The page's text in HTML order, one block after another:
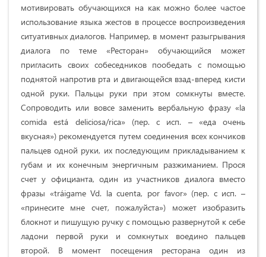
мотивировать обучающихся на как можно более частое
использование языка жестов в процессе воспроизведения
ситуативных диалогов. Например, в момент разыгрывания
диалога по теме «Ресторан» обучающийся может
пригласить своих собеседников пообедать с помощью
поднятой напротив рта и двигающейся взад-вперед кисти
одной руки. Пальцы руки при этом сомкнуты вместе.
Сопроводить или вовсе заменить вербальную фразу «la
comida está deliciosa/rica» (пер. с исп. – «еда очень
вкусная») рекомендуется путем соединения всех кончиков
пальцев одной руки, их последующим прикладыванием к
губам и их конечным энергичным разжиманием. Прося
счет у официанта, один из участников диалога вместо
фразы «tráigame Vd. la cuenta, por favor» (пер. с исп. –
«принесите мне счет, пожалуйста») может изобразить
блокнот и пишущую ручку с помощью развернутой к себе
ладони первой руки и сомкнутых воедино пальцев
второй. В момент посещения ресторана один из